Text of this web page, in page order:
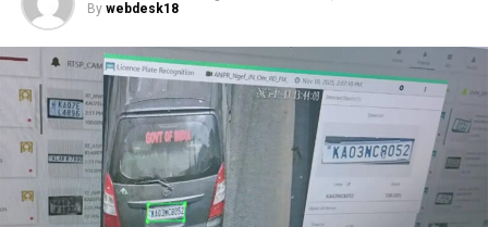
നടത്തിയത് ചൈനയുടെ കൃത്രിമ പ്രവര്‍ത്തനങ്ങളെ
കുറിച്ചുള്ള കൂടുതല്‍ വിവരങ്ങള്‍ പുറത്തുകൊണ്ടുവന്നു.
വ്യാജ വീഡിയോ പാകിസ്ഥാനില്‍ നിന്നാണ്
ആരംഭിച്ചതും അത് കൂടുതല്‍ വിപുലപ്പെടുത്തിയത്
ചൈനയാണെന്നും ഫ്രാന്‍സ് വ്യക്തമാക്കി. ടിക്
ടോക്കില്‍ പ്രചരിച്ച വീഡിയോകളില്‍ ചൈനീസ്
സോഷ്യല്‍ മീഡിയ അഭിനേതാക്കളുടെ പങ്കും
കണ്ടെത്തിയിട്ടുണ്ട്.
By webdesk18